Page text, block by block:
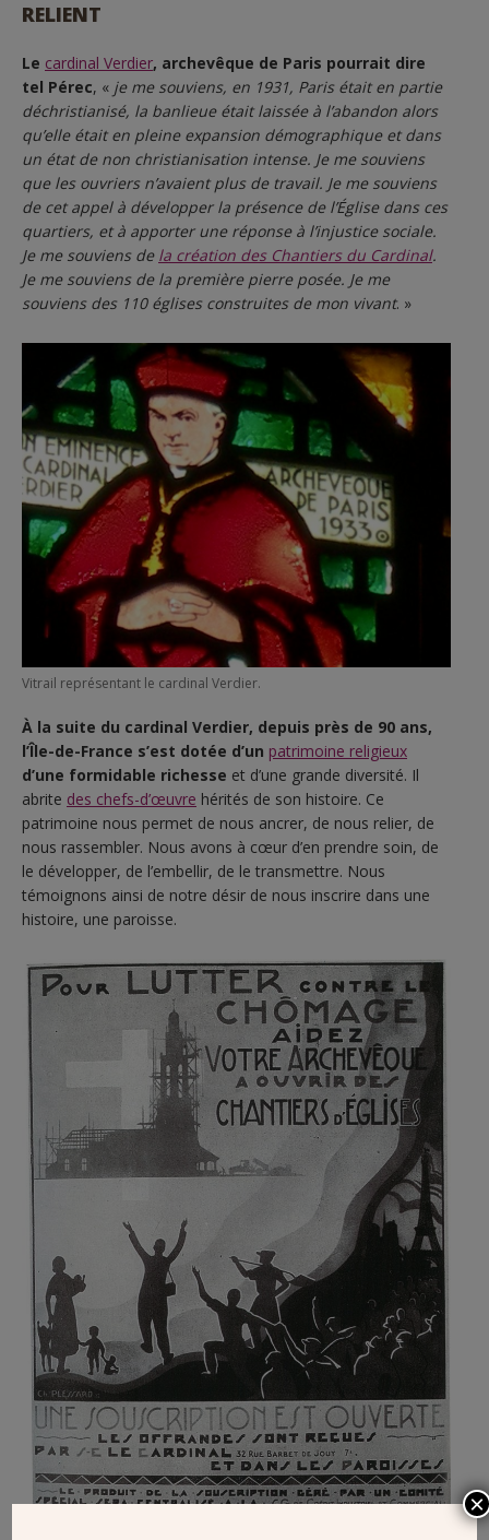
RELIENT
Le cardinal Verdier, archevêque de Paris pourrait dire
tel Pérec, « je me souviens, en 1931, Paris était en partie
déchristianisé, la banlieue était laissée à l’abandon alors
qu’elle était en pleine expansion démographique et dans
un état de non christianisation intense. Je me souviens
que les ouvriers n’avaient plus de travail. Je me souviens
de cet appel à développer la présence de l’Église dans ces
quartiers, et à apporter une réponse à l’injustice sociale.
Je me souviens de la création des Chantiers du Cardinal.
Je me souviens de la première pierre posée. Je me
souviens des 110 églises construites de mon vivant. »
Vitrail représentant le cardinal Verdier.
À la suite du cardinal Verdier, depuis près de 90 ans,
l’Île-de-France s’est dotée d’un patrimoine religieux
d’une formidable richesse et d’une grande diversité. Il
abrite des chefs-d’œuvre hérités de son histoire. Ce
patrimoine nous permet de nous ancrer, de nous relier, de
nous rassembler. Nous avons à cœur d’en prendre soin, de
le développer, de l’embellir, de le transmettre. Nous
témoignons ainsi de notre désir de nous inscrire dans une
histoire, une paroisse.
×